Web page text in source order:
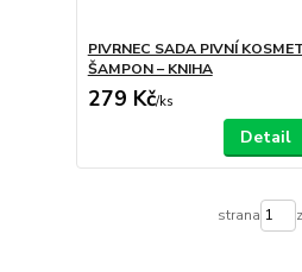
PIVRNEC SADA PIVNÍ
ŠAMPON – KNIHA
279 Kč/ks
Detail
strana